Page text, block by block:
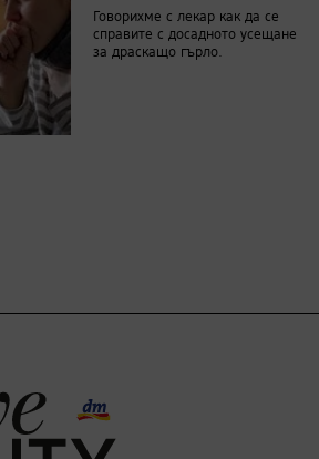
Говорихме с лекар как да се
справите с досадното усещане
за драскащо гърло.